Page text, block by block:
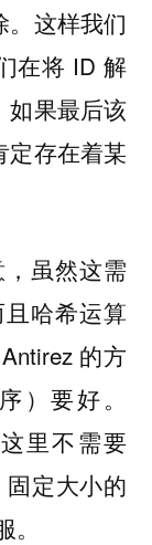
。这样我们
在将 ID 解
如果最后该
定存在着某
虽然这需
哈希运算
的方
）要好。
里不需要
固定大小的